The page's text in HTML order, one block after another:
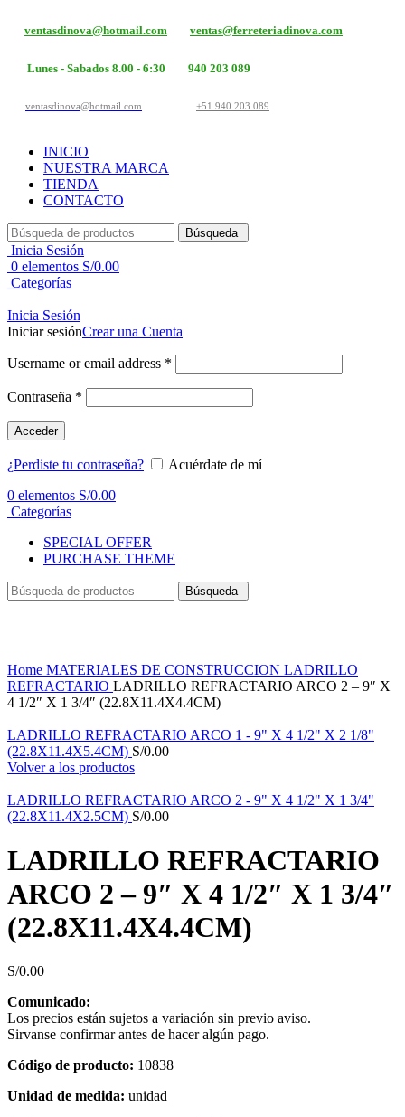
ventasdinova@hotmail.com ventas@ferreteriadinova.com
Lunes - Sabados 8.00 - 6:30 940 203 089
ventasdinova@hotmail.com +51 940 203 089
INICIO
NUESTRA MARCA
TIENDA
CONTACTO
Búsqueda
Inicia Sesión
0 elementos S/0.00
Categorías
Inicia Sesión
Iniciar sesiónCrear una Cuenta
Username or email address *
Contraseña *
Acceder
¿Perdiste tu contraseña?
Acuérdate de mí
0 elementos S/0.00
Categorías
SPECIAL OFFER
PURCHASE THEME
Búsqueda
Home MATERIALES DE CONSTRUCCION LADRILLO
REFRACTARIO LADRILLO REFRACTARIO ARCO 2 – 9″ X
4 1/2″ X 1 3/4″ (22.8X11.4X4.4CM)
LADRILLO REFRACTARIO ARCO 1 - 9" X 4 1/2" X 2 1/8"
(22.8X11.4X5.4CM) S/0.00
Volver a los productos
LADRILLO REFRACTARIO ARCO 2 - 9" X 4 1/2" X 1 3/4"
(22.8X11.4X2.5CM) S/0.00
LADRILLO REFRACTARIO
ARCO 2 – 9″ X 4 1/2″ X 1 3/4″
(22.8X11.4X4.4CM)
S/0.00
Comunicado:
Los precios están sujetos a variación sin previo aviso.
Sirvanse confirmar antes de hacer algún pago.
Código de producto: 10838
Unidad de medida: unidad